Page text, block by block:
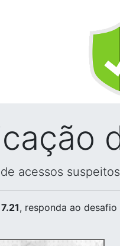
acessos
, responda ao desafio